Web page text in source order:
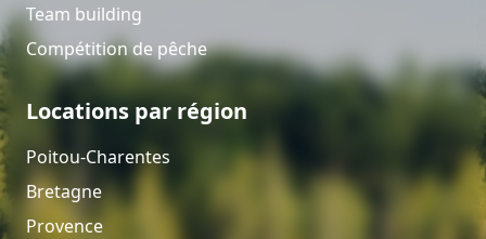
Team building
Compétition de pêche
Locations par région
Poitou-Charentes
Bretagne
Provence